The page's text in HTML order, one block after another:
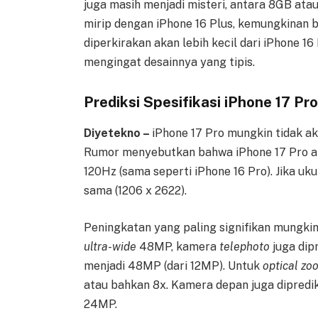
juga masih menjadi misteri, antara 8GB
mirip dengan iPhone 16 Plus,
diperkirakan akan lebih kecil dari iPhone
mengingat desainnya yang tipis.
Prediksi Spesifikasi iPhone 17 Pro
Diyetekno – iPhone 17 Pro mungkin tidak
Rumor menyebutkan bahwa iPhone 17 Pro
120Hz (sama seperti iPhone 16 Pro). Jika
sama (1206 x 2622).
Peningkatan yang paling signifikan
ultra-wide 48MP, kamera telephoto juga
menjadi 48MP (dari 12MP). Untuk optical
atau bahkan 8x. Kamera depan juga
24MP.